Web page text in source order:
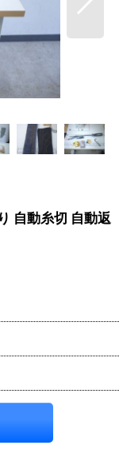
自動糸切 自動返